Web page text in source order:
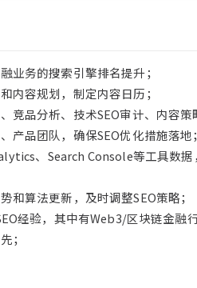
业务的搜索引擎排名提升；
内容规划，制定内容日历；
竞品分析、技术SEO审计、内容策
产品团队，确保SEO优化措施落地
、Search Console等工具数据
和算法更新，及时调整SEO策略；
经验，其中有Web3/区块链金融
；